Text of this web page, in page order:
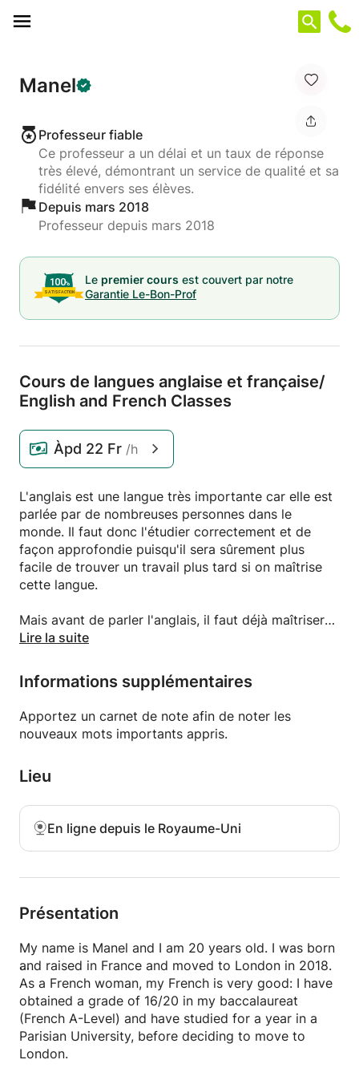
Manel
Professeur fiable
Ce professeur a un délai et un taux de réponse
très élevé, démontrant un service de qualité et sa
fidélité envers ses élèves.
Depuis mars 2018
Professeur depuis mars 2018
Le premier cours est couvert par notre
Garantie Le-Bon-Prof
Cours de langues anglaise et française/
English and French Classes
Àpd 22 Fr /h
L'anglais est une langue très importante car elle est
parlée par de nombreuses personnes dans le
monde. Il faut donc l'étudier correctement et de
façon approfondie puisqu'il sera sûrement plus
facile de trouver un travail plus tard si on maîtrise
cette langue.
Mais avant de parler l'anglais, il faut déjà maîtriser
parfaitement le français. C'est pourquoi je propose
des exercices de littérature pour apprendre plus
facilement.
Lire la suite
Informations supplémentaires
Apportez un carnet de note afin de noter les
nouveaux mots importants appris.
Lieu
En ligne depuis le Royaume-Uni
Présentation
My name is Manel and I am 20 years old. I was born
and raised in France and moved to London in 2018.
As a French woman, my French is very good: I have
obtained a grade of 16/20 in my baccalaureat
(French A-Level) and have studied for a year in a
Parisian University, before deciding to move to
London.